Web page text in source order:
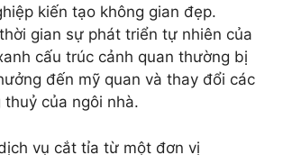
kiến tạo không gian đẹp.
gian sự phát triển tự nhiên của
cấu trúc cảnh quan thường bị
đến mỹ quan và thay đổi các
của ngôi nhà.
vụ cắt tỉa từ một đơn vị